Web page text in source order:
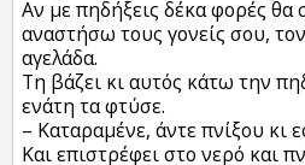
Αν με πηδήξεις δέκα φορές
αναστήσω τους γονείς σου,
αγελάδα.
Τη βάζει κι αυτός κάτω την
ενάτη τα φτύσε.
– Καταραμένε, άντε πνίξου κι
Και επιστρέφει στο νερό και